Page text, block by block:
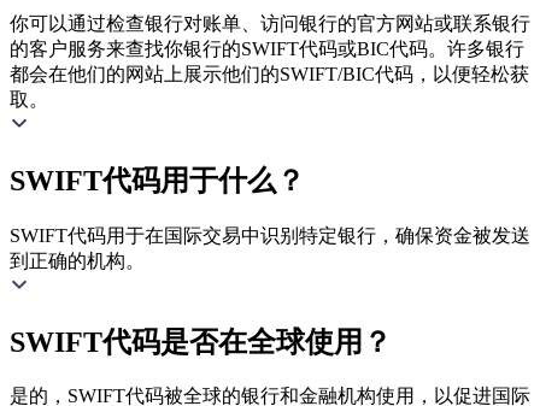
你可以通过检查银行对账单、访问银行的官方网站或联系银行
的客户服务来查找你银行的SWIFT代码或BIC代码。许多银行
都会在他们的网站上展示他们的SWIFT/BIC代码，以便轻松获
取。
SWIFT代码用于什么？
SWIFT代码用于在国际交易中识别特定银行，确保资金被发送
到正确的机构。
SWIFT代码是否在全球使用？
是的，SWIFT代码被全球的银行和金融机构使用，以促进国际